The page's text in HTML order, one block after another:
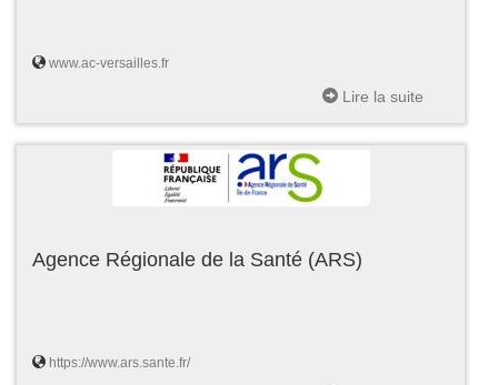
www.ac-versailles.fr
Lire la suite
Agence Régionale de la Santé (ARS)
https://www.ars.sante.fr/